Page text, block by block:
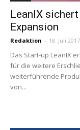
LeanIX
Expansion
Redaktion - 18. Juli 2017
Das Start-up LeanIX
für die weitere
weiterführende
von...